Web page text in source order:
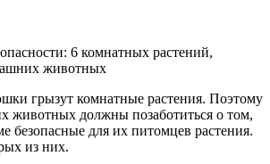
грызут комнатные растения. Поэтому
животных должны позаботиться о том,
безопасные для их питомцев растения.
из них.